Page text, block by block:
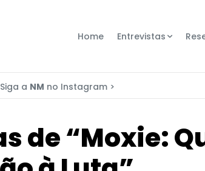
Home Entrevistas
Siga a NM no Instagram >
de “Moxie: